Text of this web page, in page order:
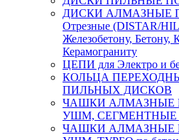
ДИСКИ АЛМАЗНЫЕ
Отрезные (DISTAR/
Железобетону, Бетону,
Керамограниту
ЦЕПИ для Электро и
КОЛЬЦА
ПИЛЬНЫХ ДИСКОВ
ЧАШКИ АЛМАЗНЫЕ
УШМ, СЕГМЕНТНЫЕ
ЧАШКИ АЛМАЗНЫЕ